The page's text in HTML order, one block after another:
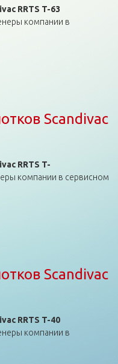
RRTS T-63
компании в
Scandivac
RRTS T-
компании в сервисном
Scandivac
RRTS T-40
компании в